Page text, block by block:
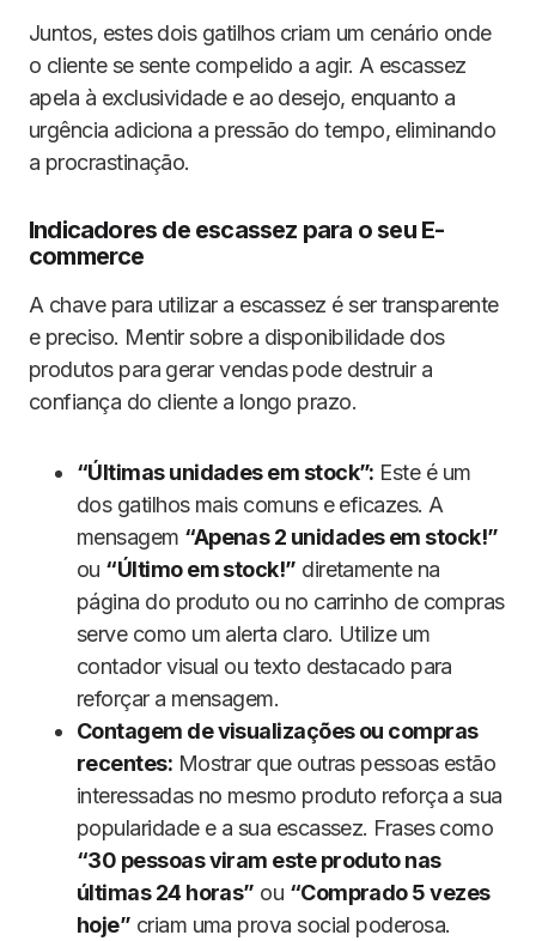
Juntos, estes dois gatilhos criam um cenário onde
o cliente se sente compelido a agir. A escassez
apela à exclusividade e ao desejo, enquanto a
urgência adiciona a pressão do tempo, eliminando
a procrastinação.
Indicadores de escassez para o seu E-
commerce
A chave para utilizar a escassez é ser transparente
e preciso. Mentir sobre a disponibilidade dos
produtos para gerar vendas pode destruir a
confiança do cliente a longo prazo.
“Últimas unidades em stock”: Este é um
dos gatilhos mais comuns e eficazes. A
mensagem “Apenas 2 unidades em stock!”
ou “Último em stock!” diretamente na
página do produto ou no carrinho de compras
serve como um alerta claro. Utilize um
contador visual ou texto destacado para
reforçar a mensagem.
Contagem de visualizações ou compras
recentes: Mostrar que outras pessoas estão
interessadas no mesmo produto reforça a sua
popularidade e a sua escassez. Frases como
“30 pessoas viram este produto nas
últimas 24 horas” ou “Comprado 5 vezes
hoje” criam uma prova social poderosa.